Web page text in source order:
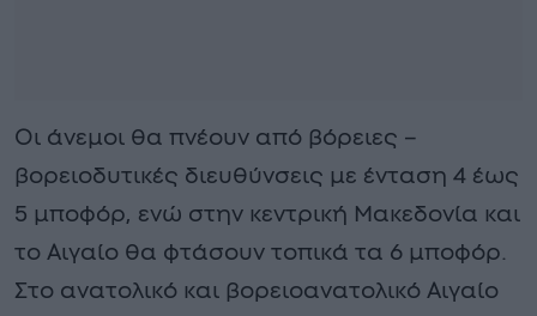
Οι άνεμοι θα πνέουν από βόρειες –
βορειοδυτικές διευθύνσεις με ένταση 4 έως
5 μποφόρ, ενώ στην κεντρική Μακεδονία και
το Αιγαίο θα φτάσουν τοπικά τα 6 μποφόρ.
Στο ανατολικό και βορειοανατολικό Αιγαίο